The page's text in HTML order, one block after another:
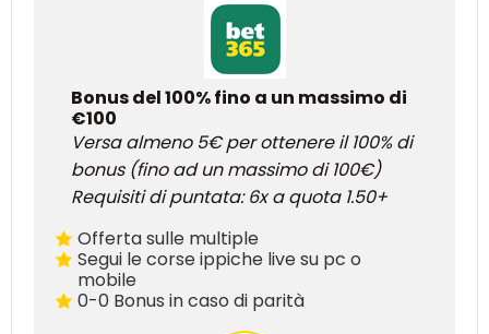
Bonus del 100% fino a un massimo di
€100
Versa almeno 5€ per ottenere il 100% di
bonus (fino ad un massimo di 100€)
Requisiti di puntata: 6x a quota 1.50+
Offerta sulle multiple
Segui le corse ippiche live su pc o
mobile
0-0 Bonus in caso di parità